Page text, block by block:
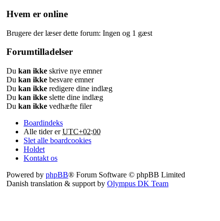
Hvem er online
Brugere der læser dette forum: Ingen og 1 gæst
Forumtilladelser
Du kan ikke skrive nye emner
Du kan ikke besvare emner
Du kan ikke redigere dine indlæg
Du kan ikke slette dine indlæg
Du kan ikke vedhæfte filer
Boardindeks
Alle tider erUTC+02:00
Slet alle boardcookies
Holdet
Kontakt os
Powered by phpBB® Forum Software © phpBB Limited
Danish translation & support by Olympus DK Team